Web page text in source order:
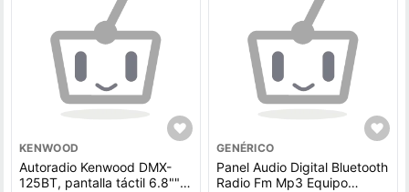
KENWOOD
Autoradio Kenwood DMX-
125BT, pantalla táctil 6.8"",
GENÉRICO
Panel Audio Digital Bluetooth
Radio Fm Mp3 Equipo